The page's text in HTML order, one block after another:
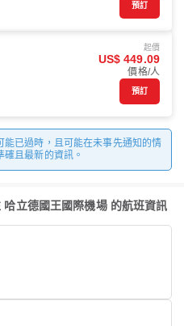
預訂
起價
US$ 449.09
價格/人
預訂
已過時，且可能在未事先通知的情
且最新的資訊。
立德國王國際機場 的航班資訊